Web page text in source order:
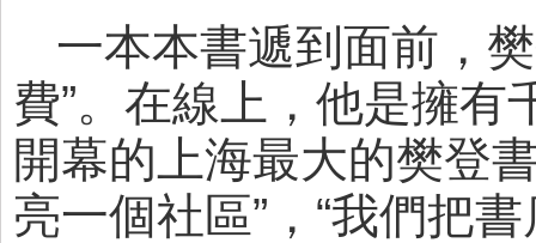
一本本書遞到面前，
費”。在線上，他是擁
開幕的上海最大的樊登
亮一個社區”，“我們把